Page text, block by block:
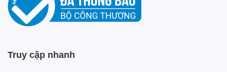
Truy cập nhanh